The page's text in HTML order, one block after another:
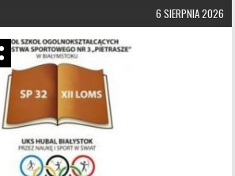
6 SIERPNIA 2026